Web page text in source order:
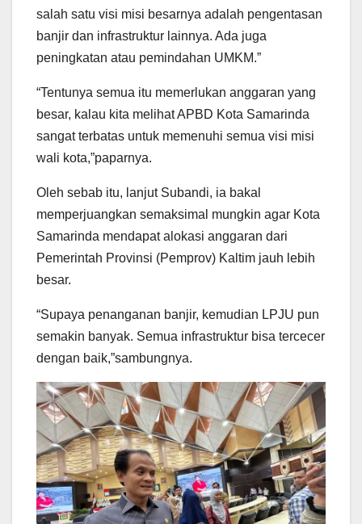
salah satu visi misi besarnya adalah pengentasan
banjir dan infrastruktur lainnya. Ada juga
peningkatan atau pemindahan UMKM.”
“Tentunya semua itu memerlukan anggaran yang
besar, kalau kita melihat APBD Kota Samarinda
sangat terbatas untuk memenuhi semua visi misi
wali kota,”paparnya.
Oleh sebab itu, lanjut Subandi, ia bakal
memperjuangkan semaksimal mungkin agar Kota
Samarinda mendapat alokasi anggaran dari
Pemerintah Provinsi (Pemprov) Kaltim jauh lebih
besar.
“Supaya penanganan banjir, kemudian LPJU pun
semakin banyak. Semua infrastruktur bisa tercecer
dengan baik,”sambungnya.